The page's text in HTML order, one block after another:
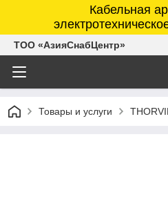
Кабельная
ТОО «АзияСнабЦентр»
Товары и услуги